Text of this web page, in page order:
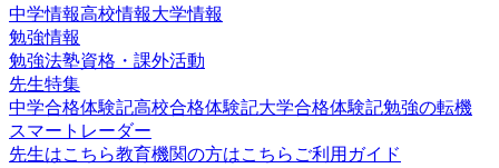
中学情報高校情報大学情報
勉強情報
勉強法塾資格・課外活動
先生特集
中学合格体験記高校合格体験記大学合格体験記勉強の転機
スマートレーダー
先生はこちら教育機関の方はこちら ご利用ガイド